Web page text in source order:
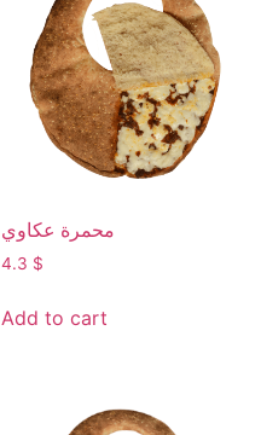
محمرة عكاوي
4.3 $
Add to cart